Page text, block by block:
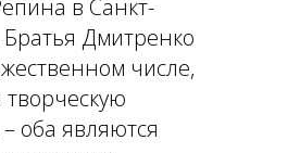
в Санкт-
Дмитренко
числе,
оба являются